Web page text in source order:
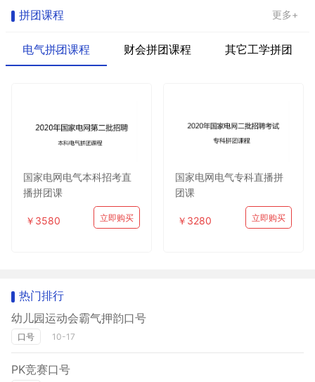
拼团课程 更多+
电气拼团课程 财会拼团课程 其它工学拼团
国家电网电气本科招考直
播拼团课
￥3580 立即购买
国家电网电气专科直播拼
团课
￥3280 立即购买
热门排行
幼儿园运动会霸气押韵口号
口号 10-17
PK竞赛口号